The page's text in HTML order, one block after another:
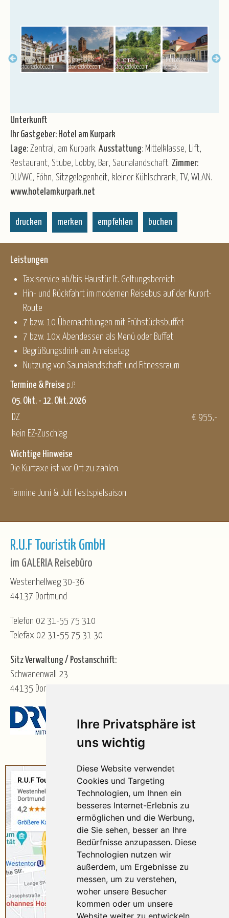
Ihre Privatsphäre ist
uns wichtig
Diese Website verwendet
Cookies und Targeting
Technologien, um Ihnen ein
besseres Internet-Erlebnis zu
ermöglichen und die Werbung,
die Sie sehen, besser an Ihre
Bedürfnisse anzupassen. Diese
Technologien nutzen wir
außerdem, um Ergebnisse zu
messen, um zu verstehen,
woher unsere Besucher
kommen oder um unsere
Website weiter zu entwickeln.
Baltikum Belgien Deutschland
England
Frankreich
Italien Kroatien
Norwegen
Österreich
Polen Portugal Schweiz
Spanien
/
© hecke71 -
stock.adobe.com
© jan3007 -
stock.adobe.com
© Thomas -
stock.adobe.com
© Kurbetrieb Bad
Hersfeld
© Hannes
Unterkunft
Ihr Gastgeber: Hotel am Kurpark
Lage: Zentral, am Kurpark. Ausstattung: Mittelklasse, Lift,
Restaurant, Stube, Lobby, Bar, Saunalandschaft. Zimmer:
DU/WC, Föhn, Sitzgelegenheit, kleiner Kühlschrank, TV, WLAN.
www.hotelamkurpark.net
drucken merken empfehlen buchen
Leistungen
Taxiservice ab/bis Haustür lt. Geltungsbereich
Hin- und Rückfahrt im modernen Reisebus auf der Kurort-
Route
7 bzw. 10 Übernachtungen mit Frühstücksbuffet
7 bzw. 10x Abendessen als Menü oder Buffet
Begrüßungsdrink am Anreisetag
Nutzung von Saunalandschaft und Fitnessraum
Termine & Preise p.P.
05. Okt. - 12. Okt. 2026
DZ
€ 955,-
kein EZ-Zuschlag
Wichtige Hinweise
Die Kurtaxe ist vor Ort zu zahlen.
Termine Juni & Juli: Festspielsaison
R.U.F Touristik GmbH
im GALERIA Reisebüro
Westenhellweg 30-36
44137 Dortmund
Telefon 02 31-55 75 310
Telefax 02 31-55 75 31 30
Sitz Verwaltung / Postanschrift:
Schwanenwall 23
44135 Dortmund